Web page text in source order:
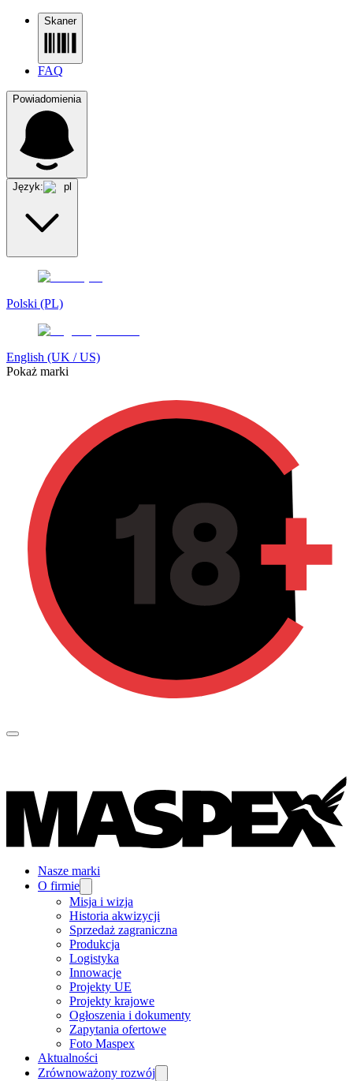
Skaner
FAQ
Powiadomienia
Język: pl
Polski (PL)
English (UK / US)
Pokaż marki
Nasze marki
O firmie
Misja i wizja
Historia akwizycji
Sprzedaż zagraniczna
Produkcja
Logistyka
Innowacje
Projekty UE
Projekty krajowe
Ogłoszenia i dokumenty
Zapytania ofertowe
Foto Maspex
Aktualności
Zrównoważony rozwój